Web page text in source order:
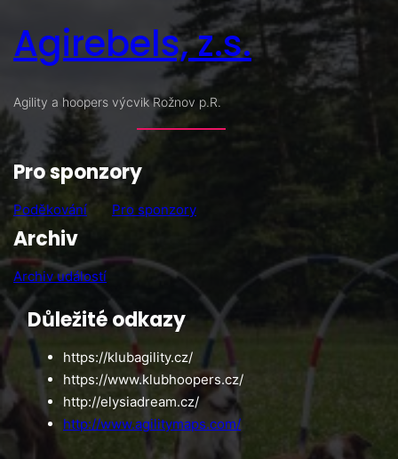
Agirebels, z.s.
Agility a hoopers výcvik Rožnov p.R.
Pro sponzory
Poděkování Pro sponzory
Archiv
Archiv událostí
Důležité odkazy
https://klubagility.cz/
https://www.klubhoopers.cz/
http://elysiadream.cz/
http://www.agilitymaps.com/